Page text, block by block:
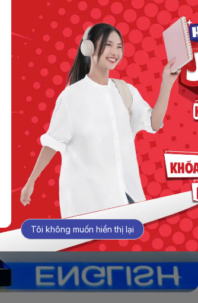
Tôi không muốn hiển thị lại